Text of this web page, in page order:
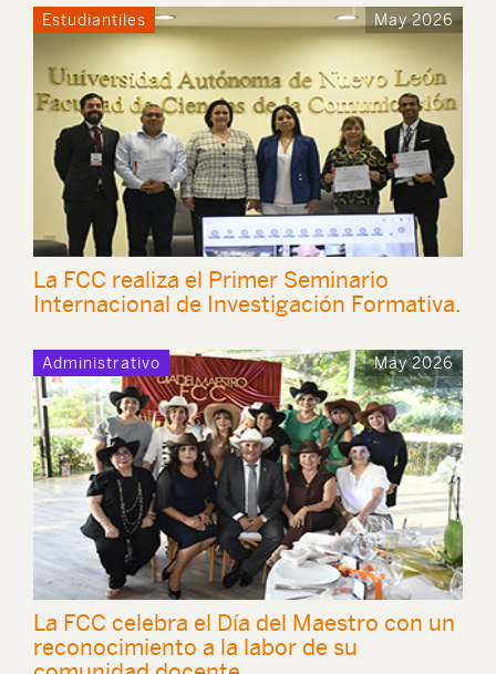
Estudiantiles May 2026
La FCC realiza el Primer Seminario
Internacional de Investigación Formativa.
Administrativo May 2026
La FCC celebra el Día del Maestro con un
reconocimiento a la labor de su